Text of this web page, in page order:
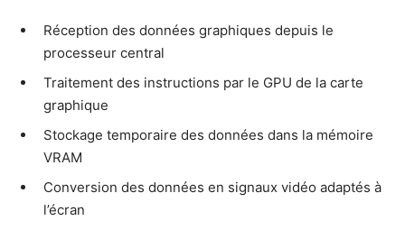
Réception des données graphiques depuis le
processeur central
Traitement des instructions par le GPU de la carte
graphique
Stockage temporaire des données dans la mémoire
VRAM
Conversion des données en signaux vidéo adaptés à
l’écran